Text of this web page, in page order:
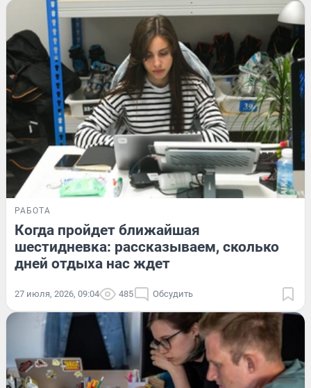
РАБОТА
Когда пройдет ближайшая
шестидневка: рассказываем, сколько
дней отдыха нас ждет
27 июля, 2026, 09:04 485 Обсудить